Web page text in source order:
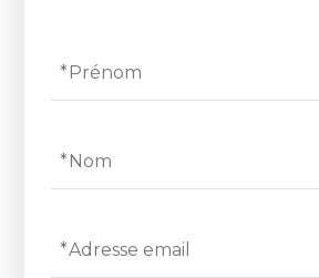
Prénom
Nom
Adresse email